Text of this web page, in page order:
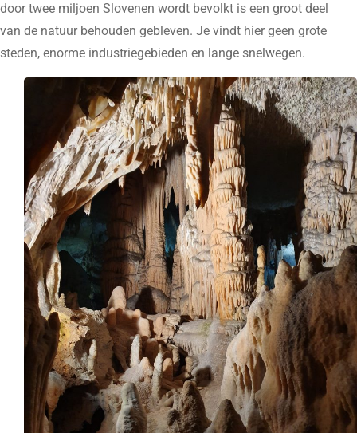
door twee miljoen Slovenen wordt bevolkt is een groot deel
van de natuur behouden gebleven. Je vindt hier geen grote
steden, enorme industriegebieden en lange snelwegen.